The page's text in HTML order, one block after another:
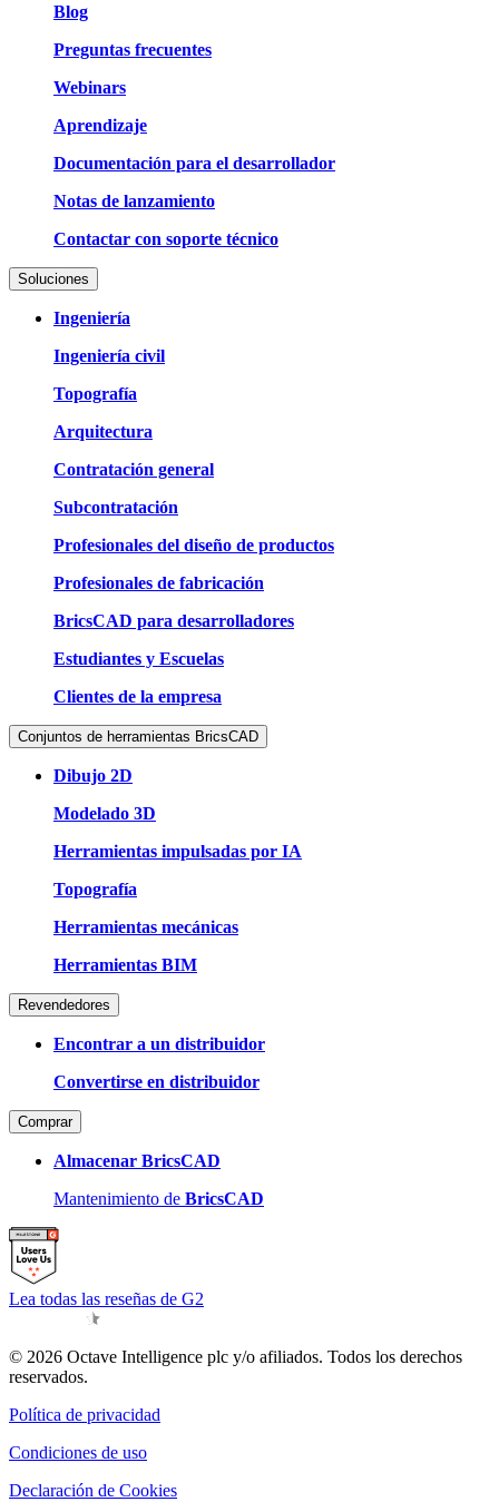
Blog
Preguntas frecuentes
Webinars
Aprendizaje
Documentación para el desarrollador
Notas de lanzamiento
Contactar con soporte técnico
Soluciones
Ingeniería
Ingeniería civil
Topografía
Arquitectura
Contratación general
Subcontratación
Profesionales del diseño de productos
Profesionales de fabricación
BricsCAD para desarrolladores
Estudiantes y Escuelas
Clientes de la empresa
Conjuntos de herramientas BricsCAD
Dibujo 2D
Modelado 3D
Herramientas impulsadas por IA
Topografía
Herramientas mecánicas
Herramientas BIM
Revendedores
Encontrar a un distribuidor
Convertirse en distribuidor
Comprar
Almacenar BricsCAD
Mantenimiento de BricsCAD
Lea todas las reseñas de G2
© 2026 Octave Intelligence plc y/o afiliados. Todos los derechos
reservados.
Política de privacidad
Condiciones de uso
Declaración de Cookies